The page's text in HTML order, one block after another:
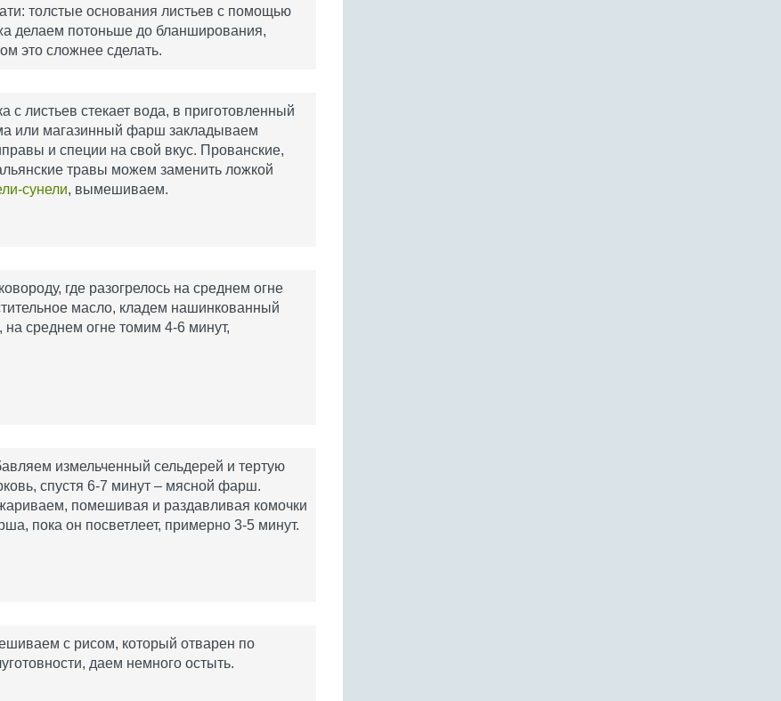
толстые основания листьев с помощью
делаем потоньше до бланширования,
это сложнее сделать.
с листьев стекает вода, в приготовленный
или магазинный фарш закладываем
и специи на свой вкус. Прованские,
травы можем заменить ложкой
сунели, вымешиваем.
где разогрелось на среднем огне
масло, кладем нашинкованный
на среднем огне томим 4-6 минут,
измельченный сельдерей и тертую
спустя 6-7 минут – мясной фарш.
помешивая и раздавливая комочки
пока он посветлеет, примерно 3-5 минут.
с рисом, который отварен по
даем немного остыть.